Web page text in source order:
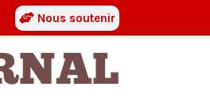
Nous soutenir